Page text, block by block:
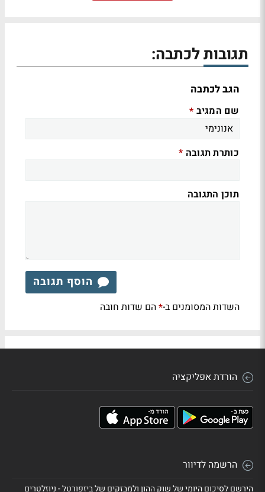
תגובות לכתבה:
הגב לכתבה
שם המגיב *
כותרת תגובה *
תוכן התגובה
הוסף תגובה
השדות המסומנים ב-*הם שדות חובה
הורדת אפליקציה
הרשמה לדיוור
הירשם לסיכום היומי של שוק ההון ולמבזקים של ביזפורטל - ניוזלטרים